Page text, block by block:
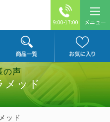
9:00-17:00 メニュー
の声
メッド
ッド